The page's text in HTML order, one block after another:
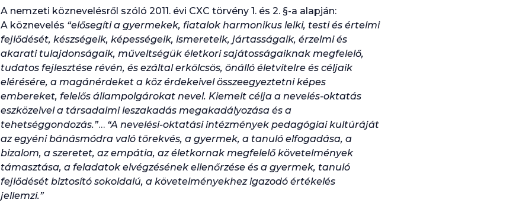
A nemzeti köznevelésről szóló 2011. évi CXC törvény 1. és 2. §-a alapján:
A köznevelés “elősegíti a gyermekek, fiatalok harmonikus lelki, testi és értelmi
fejlődését, készségeik, képességeik, ismereteik, jártasságaik, érzelmi és
akarati tulajdonságaik, műveltségük életkori sajátosságaiknak megfelelő,
tudatos fejlesztése révén, és ezáltal erkölcsös, önálló életvitelre és céljaik
elérésére, a magánérdeket a köz érdekeivel összeegyeztetni képes
embereket, felelős állampolgárokat nevel. Kiemelt célja a nevelés-oktatás
eszközeivel a társadalmi leszakadás megakadályozása és a
tehetséggondozás.”… “A nevelési-oktatási intézmények pedagógiai kultúráját
az egyéni bánásmódra való törekvés, a gyermek, a tanuló elfogadása, a
bizalom, a szeretet, az empátia, az életkornak megfelelő követelmények
támasztása, a feladatok elvégzésének ellenőrzése és a gyermek, tanuló
fejlődését biztosító sokoldalú, a követelményekhez igazodó értékelés
jellemzi.”